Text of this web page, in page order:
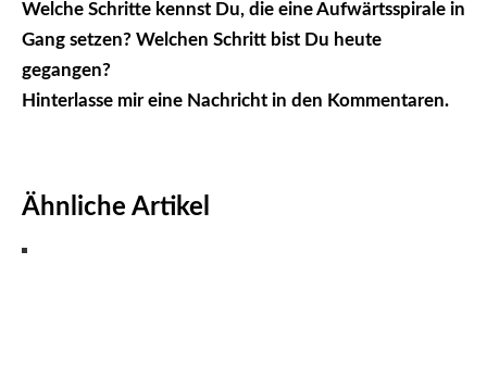
Welche Schritte kennst Du, die eine Aufwärtsspirale in
Gang setzen? Welchen Schritt bist Du heute
gegangen?
Hinterlasse mir eine Nachricht in den Kommentaren.
Ähnliche Artikel